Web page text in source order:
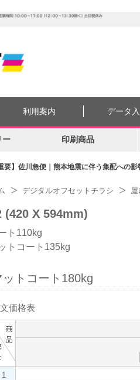
要】佐川急便｜熊本地震に伴う集配への
利用案内 データ
ー 印刷商品
デジタルオフセットチラシ
(420 X 594mm)
ト110kg
トコート135kg
ットコート180kg
価格表
1